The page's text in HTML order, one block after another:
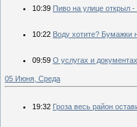
10:39 Пиво на улице открыл
10:22 Воду хотите? Бумажки
09:59 О услугах и
05 Июня, Среда
19:32 Гроза весь район